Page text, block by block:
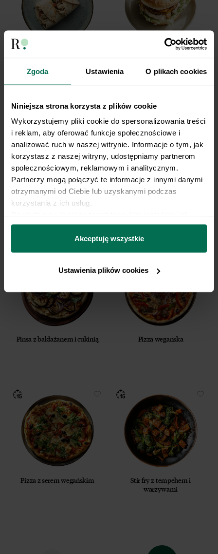
Zgoda Ustawienia O plikach cookies
Niniejsza strona korzysta z plików cookie
Wykorzystujemy pliki cookie do spersonalizowania treści
i reklam, aby oferować funkcje społecznościowe i
analizować ruch w naszej witrynie. Informacje o tym, jak
korzystasz z naszej witryny, udostępniamy partnerom
społecznościowym, reklamowym i analitycznym.
Partnerzy mogą połączyć te informacje z innymi danymi
otrzymanymi od Ciebie lub uzyskanymi podczas
korzystania z ich usług.
można się z nami skontaktować i w jaki sposób
przetwarzamy dane osobowe w ramach
prywatności.
Akceptuję wszystkie
Ustawienia plików cookies
Wegańskie Loaded Fries Burger z szarpanym seitanem
Pinsa z bakłażanem i cukinią Pizza wegańska
Pizza z serem wegańskim
Stir fry z tempehem i
warzywami